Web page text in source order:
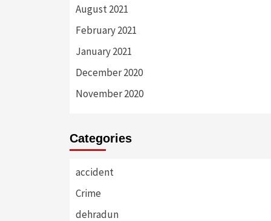
August 2021
February 2021
January 2021
December 2020
November 2020
Categories
accident
Crime
dehradun